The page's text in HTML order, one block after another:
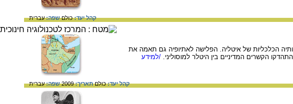
קהל יעד:כולםשפה:עברית
הכלכליות של איטליה. הפלישה לאתיופיה גם תאמה את
הקשרים המדיניים בין היטלר למוסוליני. /למידע
קהל יעד:כולםתאריך:2009 שפה:עברית